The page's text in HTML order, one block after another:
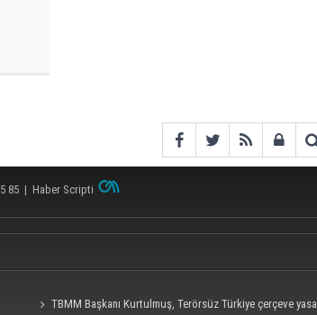
85 | Haber Scripti
TBMM Başkanı Kurtulmuş, Terörsüz Türkiye çerçeve yasa